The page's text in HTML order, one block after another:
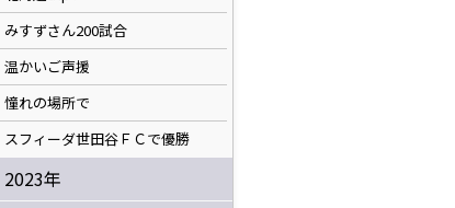
みすずさん200試合
温かいご声援
憧れの場所で
スフィーダ世田谷ＦＣで優勝
2023年